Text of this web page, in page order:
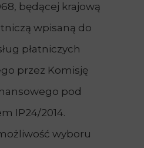
będącej krajową
wpisaną do
płatniczych
przez Komisję
pod
IP24/2014.
wyboru